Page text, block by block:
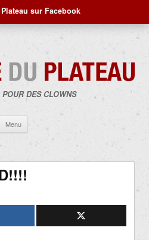
sur Facebook
DES CLOWNS
Menu
contenu